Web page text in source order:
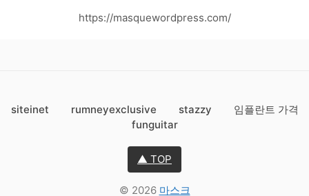
https://masquewordpress.com/
siteinet rumneyexclusive stazzy
임플란트 가격
funguitar
▲ TOP
© 2026 마스크